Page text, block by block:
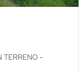
TERRENO -